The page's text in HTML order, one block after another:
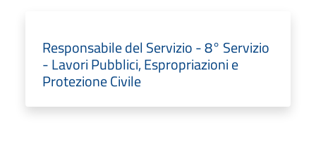
Responsabile del Servizio - 8° Servizio
- Lavori Pubblici, Espropriazioni e
Protezione Civile